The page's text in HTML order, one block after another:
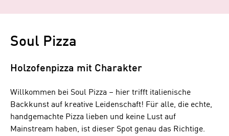
Soul Pizza
Holzofenpizza mit Charakter
Willkommen bei Soul Pizza – hier trifft italienische
Backkunst auf kreative Leidenschaft! Für alle, die echte,
handgemachte Pizza lieben und keine Lust auf
Mainstream haben, ist dieser Spot genau das Richtige.